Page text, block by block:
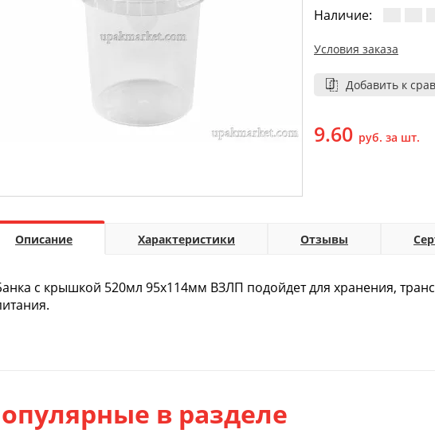
Наличие:
Условия заказа
Добавить к
9.60 руб. за шт.
Описание Характеристики Отзывы
с крышкой 520мл 95х114мм ВЗЛП подойдет для хранения,
в разделе